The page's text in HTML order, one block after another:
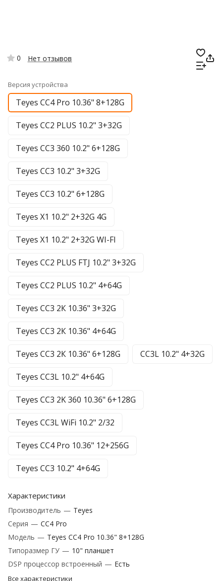
0 Нет отзывов
Версия устройства
Teyes CC4 Pro 10.36" 8+128G
Teyes CC2 PLUS 10.2" 3+32G
Teyes CC3 360 10.2" 6+128G
Teyes CC3 10.2" 3+32G
Teyes CC3 10.2" 6+128G
Teyes X1 10.2" 2+32G 4G
Teyes X1 10.2" 2+32G WI-FI
Teyes CC2 PLUS FTJ 10.2" 3+32G
Teyes CC2 PLUS 10.2" 4+64G
Teyes CC3 2К 10.36" 3+32G
Teyes CC3 2К 10.36" 4+64G
Teyes CC3 2К 10.36" 6+128G CC3L 10.2" 4+32G
Teyes CC3L 10.2" 4+64G
Teyes CC3 2K 360 10.36" 6+128G
Teyes CC3L WiFi 10.2" 2/32
Teyes CC4 Pro 10.36" 12+256G
Teyes CC3 10.2" 4+64G
Характеристики
Производитель — Teyes
Серия — CC4 Pro
Модель — Teyes CC4 Pro 10.36" 8+128G
Типоразмер ГУ — 10" планшет
DSP процессор встроенный — Есть
Все характеристики